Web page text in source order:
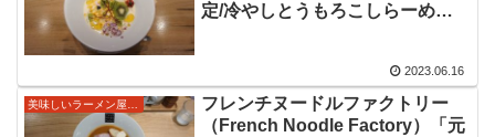
定/冷やしとうもろこしらーめん
老丸さんの系列店にて初提供の美
味しい限定ラーメンをいただいて
きました。
2023.06.16
フレンチヌードルファクトリー
（French Noodle Factory）「元